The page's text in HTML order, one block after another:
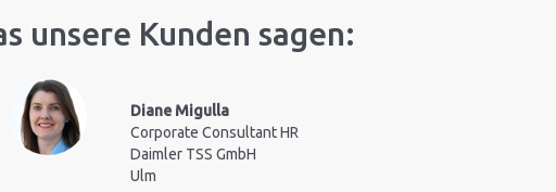
unsere Kunden sagen:
Diane Migulla
Corporate Consultant HR
Daimler TSS GmbH
Ulm